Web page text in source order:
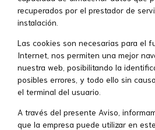
recuperados por el prestador de
instalación.
Las cookies son necesarias para el
Internet, nos permiten una mejor
nuestra web, posibilitando la
posibles errores, y todo ello sin
el terminal del usuario.
A través del presente Aviso,
que la empresa puede utilizar en